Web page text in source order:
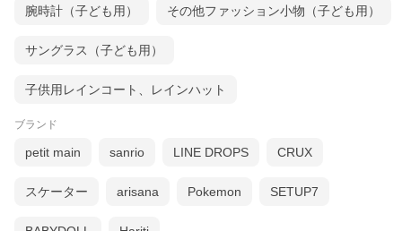
腕時計（子ども用） その他ファッション小物（子ども用）
サングラス（子ども用）
子供用レインコート、レインハット
ブランド
petit main sanrio LINE DROPS CRUX
スケーター arisana Pokemon SETUP7